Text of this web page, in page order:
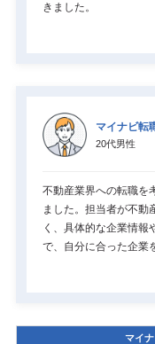
きました。
マイナビ転
20代男性
不動産業界への転職を
ました。担当者が不動
く、具体的な企業情報
で、自分に合った企業
マイ